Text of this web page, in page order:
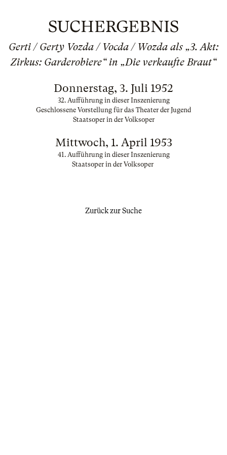
SUCHERGEBNIS
Gerti / Gerty Vozda / Vocda / Wozda als „3. Akt:
Zirkus: Garderobiere“ in „Die verkaufte Braut“
Donnerstag, 3. Juli 1952
32. Aufführung in dieser Inszenierung
Geschlossene Vorstellung für das Theater der Jugend
Staatsoper in der Volksoper
Mittwoch, 1. April 1953
41. Aufführung in dieser Inszenierung
Staatsoper in der Volksoper
Zurück zur Suche